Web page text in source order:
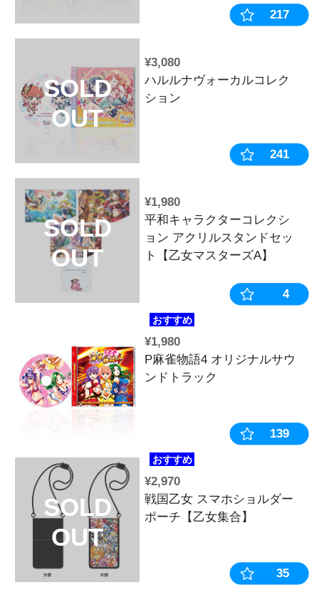
SOLD
OUT
¥3,850
SOLD
OUT
¥4,400
P戦国乙女
オリジナルサ
ク【初回限定
SOLD
OUT
ハルルナヴ